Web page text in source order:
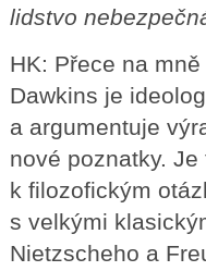
lidstvo
HK: Přece na
Dawkins je
a argumentuje
nové poznatky.
k filozofickým
s velkými
Nietzscheho a